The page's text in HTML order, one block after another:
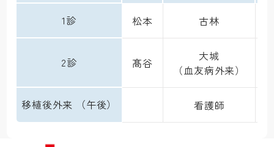
1診
松本 古林
2診 髙谷
大城
（血友病外来）
移植後外来 （午後） 看護師